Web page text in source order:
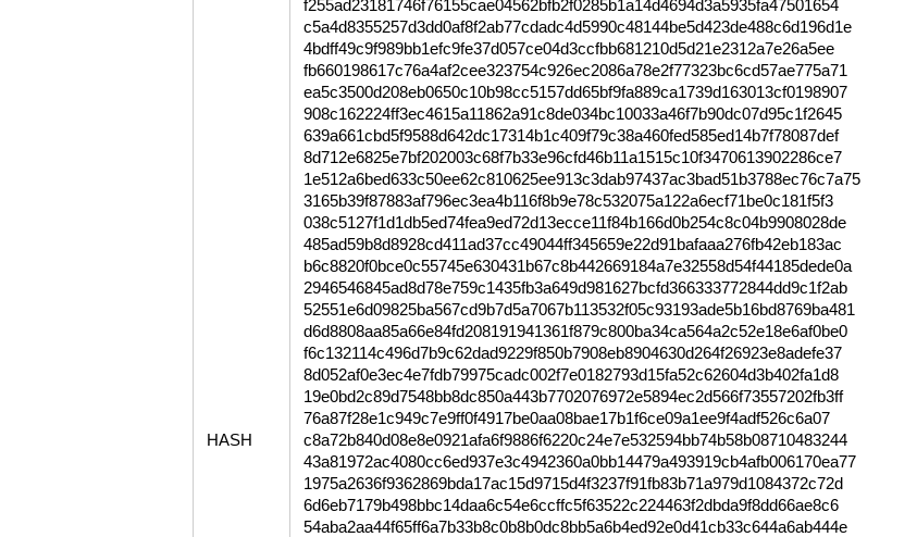
HASH
f255ad23181746f76155cae04562bfb2f0285b1a14d4694d3a5935fa47501654
c5a4d8355257d3dd0af8f2ab77cdadc4d5990c48144be5d423de488c6d196d1e
4bdff49c9f989bb1efc9fe37d057ce04d3ccfbb681210d5d21e2312a7e26a5ee
fb660198617c76a4af2cee323754c926ec2086a78e2f77323bc6cd57ae775a71
ea5c3500d208eb0650c10b98cc5157dd65bf9fa889ca1739d163013cf0198907
908c162224ff3ec4615a11862a91c8de034bc10033a46f7b90dc07d95c1f2645
639a661cbd5f9588d642dc17314b1c409f79c38a460fed585ed14b7f78087def
8d712e6825e7bf202003c68f7b33e96cfd46b11a1515c10f3470613902286ce7
1e512a6bed633c50ee62c810625ee913c3dab97437ac3bad51b3788ec76c7a75
3165b39f87883af796ec3ea4b116f8b9e78c532075a122a6ecf71be0c181f5f3
038c5127f1d1db5ed74fea9ed72d13ecce11f84b166d0b254c8c04b9908028de
485ad59b8d8928cd411ad37cc49044ff345659e22d91bafaaa276fb42eb183ac
b6c8820f0bce0c55745e630431b67c8b442669184a7e32558d54f44185dede0a
2946546845ad8d78e759c1435fb3a649d981627bcfd366333772844dd9c1f2ab
52551e6d09825ba567cd9b7d5a7067b113532f05c93193ade5b16bd8769ba481
d6d8808aa85a66e84fd208191941361f879c800ba34ca564a2c52e18e6af0be0
f6c132114c496d7b9c62dad9229f850b7908eb8904630d264f26923e8adefe37
8d052af0e3ec4e7fdb79975cadc002f7e0182793d15fa52c62604d3b402fa1d8
19e0bd2c89d7548bb8dc850a443b7702076972e5894ec2d566f73557202fb3ff
76a87f28e1c949c7e9ff0f4917be0aa08bae17b1f6ce09a1ee9f4adf526c6a07
c8a72b840d08e8e0921afa6f9886f6220c24e7e532594bb74b58b08710483244
43a81972ac4080cc6ed937e3c4942360a0bb14479a493919cb4afb006170ea77
1975a2636f9362869bda17ac15d9715d4f3237f91fb83b71a979d1084372c72d
6d6eb7179b498bbc14daa6c54e6ccffc5f63522c224463f2dbda9f8dd66ae8c6
54aba2aa44f65ff6a7b33b8c0b8b0dc8bb5a6b4ed92e0d41cb33c644a6ab444e